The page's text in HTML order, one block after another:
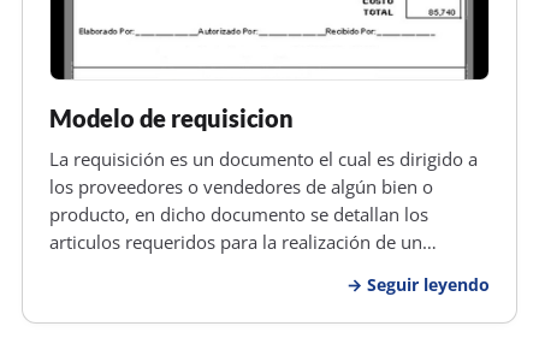
Modelo de requisicion
La requisición es un documento el cual es dirigido a
los proveedores o vendedores de algún bien o
producto, en dicho documento se detallan los
articulos requeridos para la realización de un
coloca en una columna (enumerada de acuerdo a
items), también se brinda el códig…
Seguir leyendo